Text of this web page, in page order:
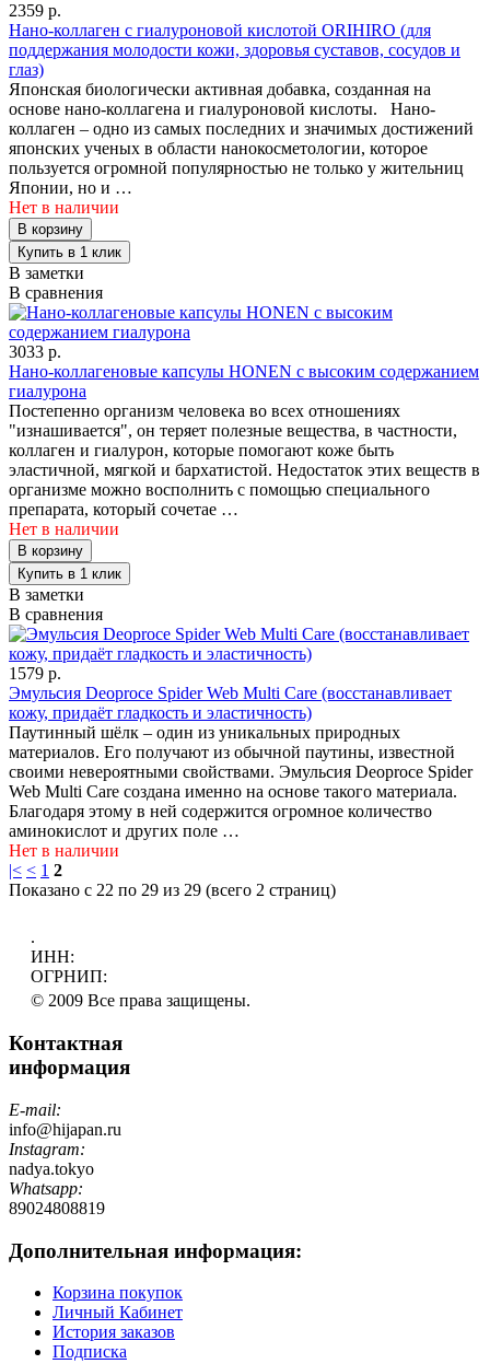
2359 р.
Нано-коллаген с гиалуроновой кислотой ORIHIRO (для
поддержания молодости кожи, здоровья суставов, сосудов и
глаз)
Японская биологически активная добавка, созданная на
основе нано-коллагена и гиалуроновой кислоты. Нано-
коллаген – одно из самых последних и значимых достижений
японских ученых в области нанокосметологии, которое
пользуется огромной популярностью не только у жительниц
Японии, но и …
Нет в наличии
В заметки
В сравнения
3033 р.
Нано-коллагеновые капсулы HONEN с высоким содержанием
гиалурона
Постепенно организм человека во всех отношениях
"изнашивается", он теряет полезные вещества, в частности,
коллаген и гиалурон, которые помогают коже быть
эластичной, мягкой и бархатистой. Недостаток этих веществ в
организме можно восполнить с помощью специального
препарата, который сочетае …
Нет в наличии
В заметки
В сравнения
1579 р.
Эмульсия Deoproce Spider Web Multi Care (восстанавливает
кожу, придаёт гладкость и эластичность)
Паутинный шёлк – один из уникальных природных
материалов. Его получают из обычной паутины, известной
своими невероятными свойствами. Эмульсия Deoproce Spider
Web Multi Care создана именно на основе такого материала.
Благодаря этому в ней содержится огромное количество
аминокислот и других поле …
Нет в наличии
|< < 1 2
Показано с 22 по 29 из 29 (всего 2 страниц)
.
ИНН:
ОГРНИП:
© 2009 Все права защищены.
Контактная
информация
E-mail:
info@hijapan.ru
Instagram:
nadya.tokyo
Whatsapp:
89024808819
Дополнительная информация:
Корзина покупок
Личный Кабинет
История заказов
Подписка